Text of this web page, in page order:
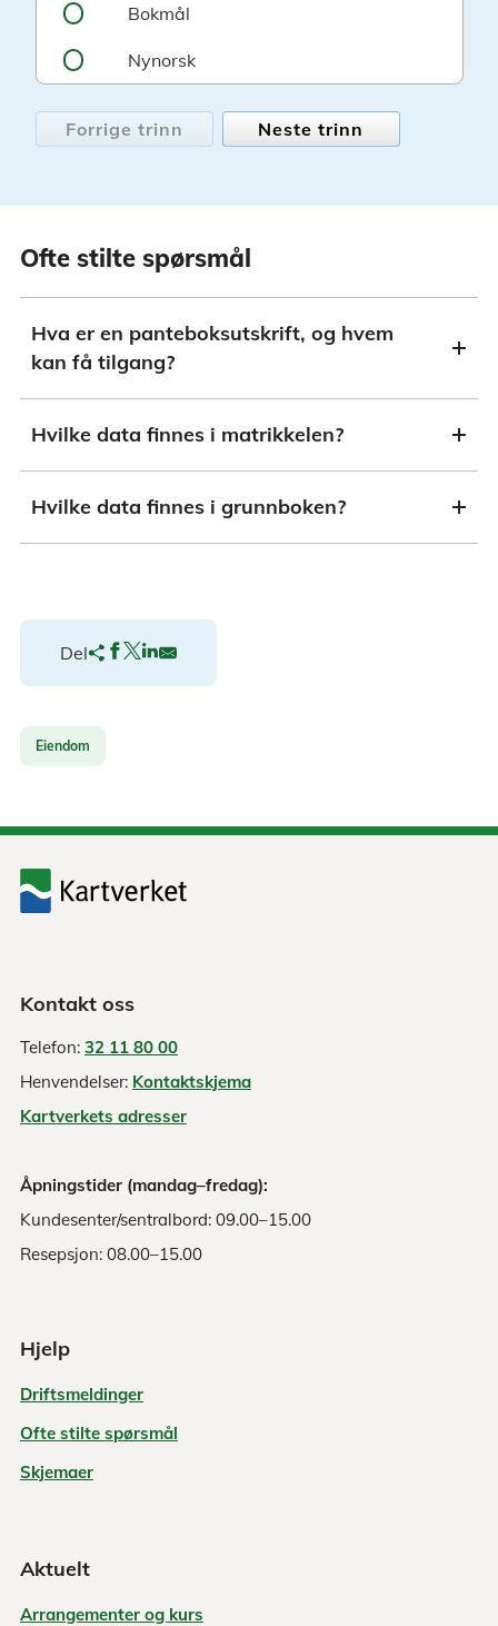
Bokmål
Nynorsk
Forrige trinn Neste trinn
Ofte stilte spørsmål
Hva er en panteboksutskrift, og hvem
kan få tilgang?
Hvilke data finnes i matrikkelen?
Hvilke data finnes i grunnboken?
Del
Eiendom
Kontakt oss
Telefon: 32 11 80 00
Henvendelser: Kontaktskjema
Kartverkets adresser
Åpningstider (mandag–fredag):
Kundesenter/sentralbord: 09.00–15.00
Resepsjon: 08.00–15.00
Hjelp
Driftsmeldinger
Ofte stilte spørsmål
Skjemaer
Aktuelt
Arrangementer og kurs